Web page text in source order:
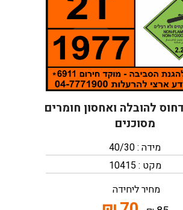
להובלה ואחסון חומרים
מסוכנים
מידה : 40/30
מקט : 10415
מחיר ליחידה